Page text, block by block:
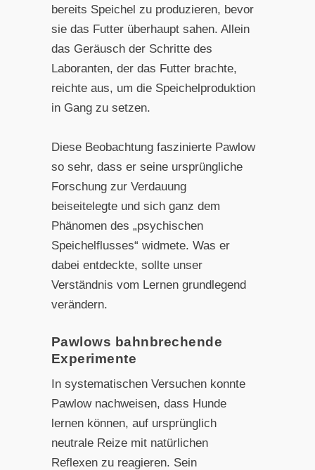
bereits Speichel zu produzieren, bevor
sie das Futter überhaupt sahen. Allein
das Geräusch der Schritte des
Laboranten, der das Futter brachte,
reichte aus, um die Speichelproduktion
in Gang zu setzen.
Diese Beobachtung faszinierte Pawlow
so sehr, dass er seine ursprüngliche
Forschung zur Verdauung
beiseitelegte und sich ganz dem
Phänomen des „psychischen
Speichelflusses“ widmete. Was er
dabei entdeckte, sollte unser
Verständnis vom Lernen grundlegend
verändern.
Pawlows bahnbrechende
Experimente
In systematischen Versuchen konnte
Pawlow nachweisen, dass Hunde
lernen können, auf ursprünglich
neutrale Reize mit natürlichen
Reflexen zu reagieren. Sein